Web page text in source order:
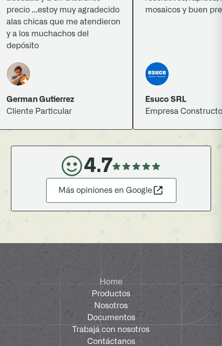
...estoy muy agradecido
chicas que me atendieron
los muchachos del
Gutierrez
Particular
mosaicos y buen
Esuco SRL
Empresa Constructora
4.7
Más opiniones en Google
Home
Productos
Nosotros
Documentos
Trabajá con nosotros
Contáctanos